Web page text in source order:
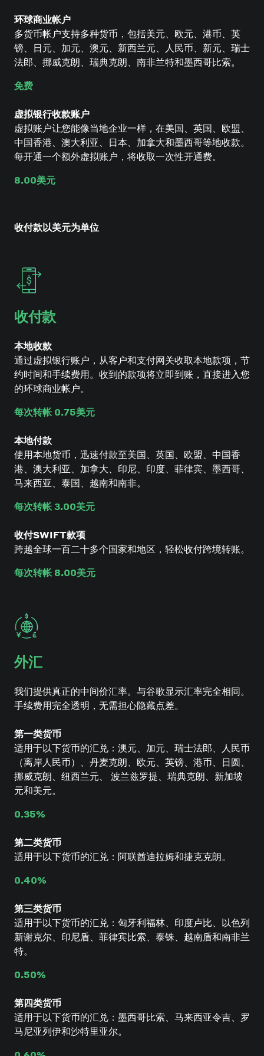
环球商业帐户
多货币帐户支持多种货币，包括美元、欧元、港币、英
镑、日元、加元、澳元、新西兰元、人民币、新元、瑞士
法郎、挪威克朗、瑞典克朗、南非兰特和墨西哥比索。
免费
虚拟银行收款账户
虚拟账户让您能像当地企业一样，在美国、英国、欧盟、
中国香港、澳大利亚、日本、加拿大和墨西哥等地收款。
每开通一个额外虚拟账户，将收取一次性开通费。
8.00美元
收付款以美元为单位
收付款
本地收款
通过虚拟银行账户，从客户和支付网关收取本地款项，节
约时间和手续费用。收到的款项将立即到账，直接进入您
的环球商业帐户。
每次转帐 0.75美元
本地付款
使用本地货币，迅速付款至美国、英国、欧盟、中国香
港、澳大利亚、加拿大、印尼、印度、菲律宾、墨西哥、
马来西亚、泰国、越南和南非。
每次转帐 3.00美元
收付SWIFT款项
跨越全球一百二十多个国家和地区，轻松收付跨境转账。
每次转帐 8.00美元
外汇
我们提供真正的中间价汇率。与谷歌显示汇率完全相同。
手续费用完全透明，无需担心隐藏点差。
第一类货币
适用于以下货币的汇兑：澳元、加元、瑞士法郎、人民币
（离岸人民币）、丹麦克朗、欧元、英镑、港币、日圆、
挪威克朗、纽西兰元、 波兰兹罗提、瑞典克朗、新加坡
元和美元。
0.35%
第二类货币
适用于以下货币的汇兑：阿联酋迪拉姆和捷克克朗。
0.40%
第三类货币
适用于以下货币的汇兑：匈牙利福林、印度卢比、以色列
新谢克尔、印尼盾、菲律宾比索、泰铢、越南盾和南非兰
特。
0.50%
第四类货币
适用于以下货币的汇兑：墨西哥比索、马来西亚令吉、罗
马尼亚列伊和沙特里亚尔。